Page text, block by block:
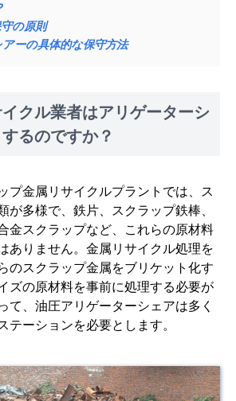
の原則
ーの具体的な保守方法
クル業者はアリゲーターシ
るのですか？
プ金属リサイクルプラントでは、ス
が多様で、鉄片、スクラップ鉄棒、
金スクラップなど、これらの原材料
ありません。金属リサイクル処理を
のスクラップ金属をブリケット化す
ズの原材料を事前に処理する必要が
て、油圧アリゲーターシェアは多く
テーションを必要とします。